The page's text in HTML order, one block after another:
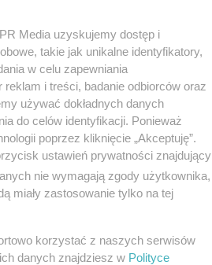
i maratonów.
Media uzyskujemy dostęp i
takie jak unikalne identyfikatory,
w celu zapewniania
i treści, badanie odbiorców oraz
używać dokładnych danych
do celów identyfikacji. Ponieważ
poprzez kliknięcie „Akceptuję”.
ustawień prywatności znajdujący
nie wymagają zgody użytkownika,
miały zastosowanie tylko na tej
korzystać z naszych serwisów
danych znajdziesz w Polityce